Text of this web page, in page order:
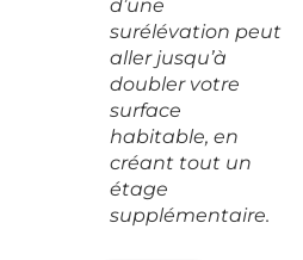
d’une
surélévation peut
aller jusqu’à
doubler votre
surface
habitable, en
créant tout un
étage
supplémentaire.